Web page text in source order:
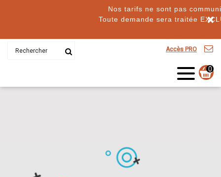
Nos tarifs ne sont pas
Toute demande sera traitée
×
Accès PRO
0